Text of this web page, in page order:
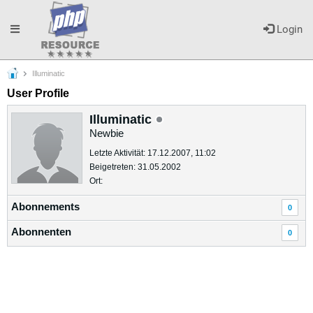
Login
Toggle
navigation
Illuminatic
User Profile
Illuminatic
Newbie
Letzte Aktivität: 17.12.2007, 11:02
Beigetreten: 31.05.2002
Ort:
Abonnements 0
Abonnenten 0